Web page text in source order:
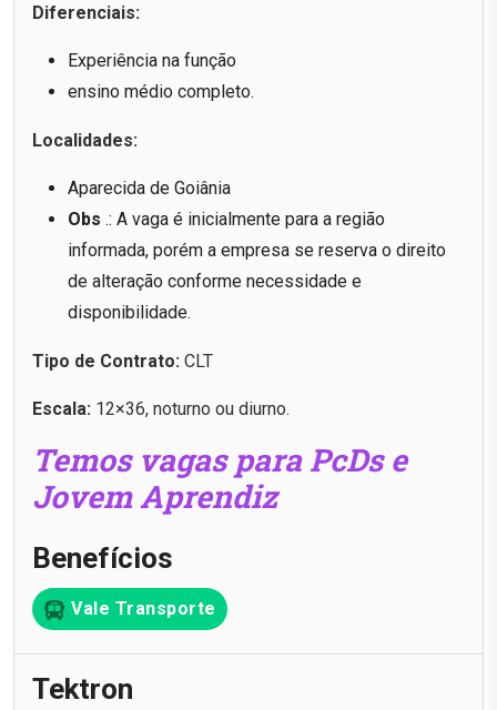
Diferenciais:
Experiência na função
ensino médio completo.
Localidades:
Aparecida de Goiânia
Obs .: A vaga é inicialmente para a região
informada, porém a empresa se reserva o direito
de alteração conforme necessidade e
disponibilidade.
Tipo de Contrato: CLT
Escala: 12×36, noturno ou diurno.
Temos vagas para PcDs e
Jovem Aprendiz
Benefícios
Vale Transporte
Tektron